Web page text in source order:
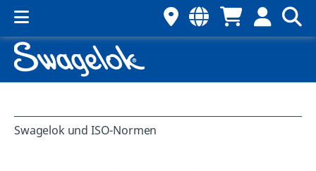
Swagelok und ISO-Normen